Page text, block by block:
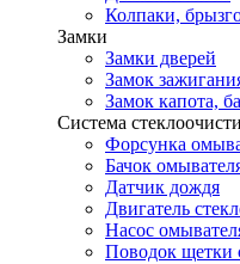
Колпаки,
Замки
Замки дверей
Замок
Замок капота,
Система
Форсунка
Бачок
Датчик дождя
Двигатель
Насос
Поводок щетки